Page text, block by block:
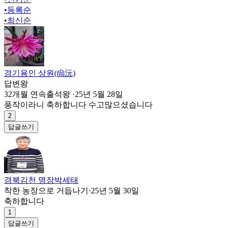
•등록순
•최신순
경기용인 상원(尙沅)
답변왕
32개월 연속출석왕 ·25년 5월 28일
풍작이라니 축하합니다 수고많으셨습니다
2
답글쓰기
경북김천 명장박세태
착한 농장으로 거듭나기 ·25년 5월 30일
축하합니다
1
답글쓰기